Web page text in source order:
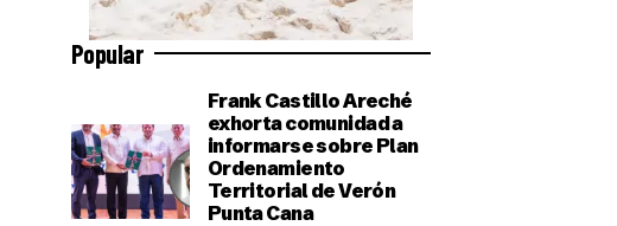
Popular
Frank Castillo Areché
exhorta comunidad a
informarse sobre Plan
Ordenamiento
Territorial de Verón
Punta Cana